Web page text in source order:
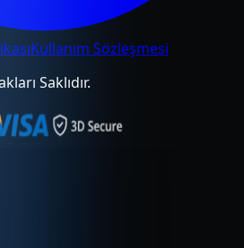
Kullanım Sözleşmesi
Saklıdır.